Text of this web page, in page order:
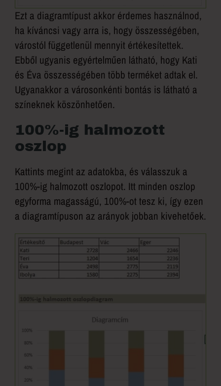
Ezt a diagramtípust akkor érdemes használnod,
ha kíváncsi vagy arra is, hogy összességében,
várostól függetlenül mennyit értékesítettek.
Ebből ugyanis egyértelműen látható, hogy Kati
és Éva összességében több terméket adtak el.
Ugyanakkor a városonkénti bontás is látható a
színeknek köszönhetően.
100%-ig halmozott
oszlop
Kattints megint az adatokba, és válasszuk a
100%-ig halmozott oszlopot. Itt minden oszlop
egyforma magasságú, 100%-ot tesz ki, így ezen
a diagramtípuson az arányok jobban kivehetőek.